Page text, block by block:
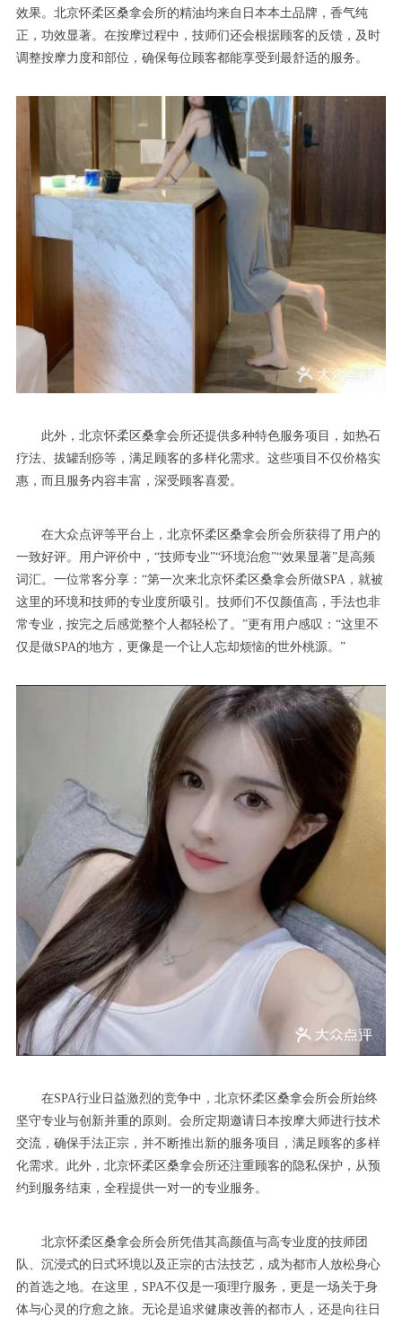
效果。北京怀柔区桑拿会所的精油均来自日本本土品牌，香气纯
正，功效显著。在按摩过程中，技师们还会根据顾客的反馈，及时
调整按摩力度和部位，确保每位顾客都能享受到最舒适的服务。
此外，北京怀柔区桑拿会所还提供多种特色服务项目，如热石
疗法、拔罐刮痧等，满足顾客的多样化需求。这些项目不仅价格实
惠，而且服务内容丰富，深受顾客喜爱。
在大众点评等平台上，北京怀柔区桑拿会所会所获得了用户的
一致好评。用户评价中，“技师专业”“环境治愈”“效果显著”是高频
词汇。一位常客分享：“第一次来北京怀柔区桑拿会所做SPA，就被
这里的环境和技师的专业度所吸引。技师们不仅颜值高，手法也非
常专业，按完之后感觉整个人都轻松了。”更有用户感叹：“这里不
仅是做SPA的地方，更像是一个让人忘却烦恼的世外桃源。”
在SPA行业日益激烈的竞争中，北京怀柔区桑拿会所会所始终
坚守专业与创新并重的原则。会所定期邀请日本按摩大师进行技术
交流，确保手法正宗，并不断推出新的服务项目，满足顾客的多样
化需求。此外，北京怀柔区桑拿会所还注重顾客的隐私保护，从预
约到服务结束，全程提供一对一的专业服务。
北京怀柔区桑拿会所会所凭借其高颜值与高专业度的技师团
队、沉浸式的日式环境以及正宗的古法技艺，成为都市人放松身心
的首选之地。在这里，SPA不仅是一项理疗服务，更是一场关于身
体与心灵的疗愈之旅。无论是追求健康改善的都市人，还是向往日